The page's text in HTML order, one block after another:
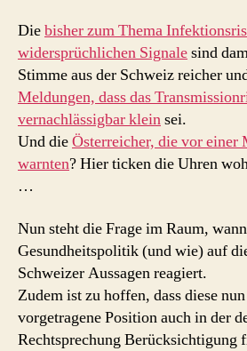
Diebisher zum Thema
widersprüchlichen Signalesind
Stimme aus der Schweiz reicher
Meldungen, dass das
vernachlässigbar kleinsei.
Und dieÖsterreicher, die vor einer
warnten? Hier ticken die Uhren
…
Nun steht die Frage im Raum,
Gesundheitspolitik (und wie) auf
Schweizer Aussagen reagiert.
Zudem ist zu hoffen, dass diese
vorgetragene Position auch in der
Rechtsprechung Berücksichtigung